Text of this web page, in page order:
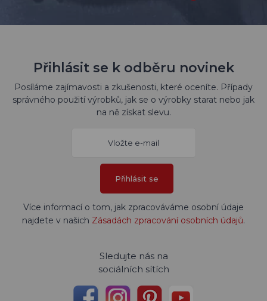
Přihlásit se k odběru novinek
Posíláme zajímavosti a zkušenosti, které oceníte. Případy
správného použití výrobků, jak se o výrobky starat nebo jak
na ně získat slevu.
Přihlásit se
Více informací o tom, jak zpracováváme osobní údaje
najdete v našich Zásadách zpracování osobních údajů.
Sledujte nás na
sociálních sítích